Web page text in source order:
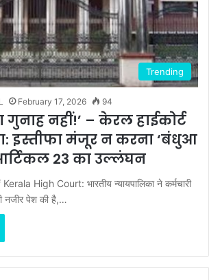
Trending
February 17, 2026 94
गुनाह नहीं!’ – केरल हाईकोर्ट
इस्तीफा मंजूर न करना ‘बंधुआ
23 का उल्लंघन
High Court: भारतीय न्यायपालिका ने कर्मचारी
नजीर पेश की है,…